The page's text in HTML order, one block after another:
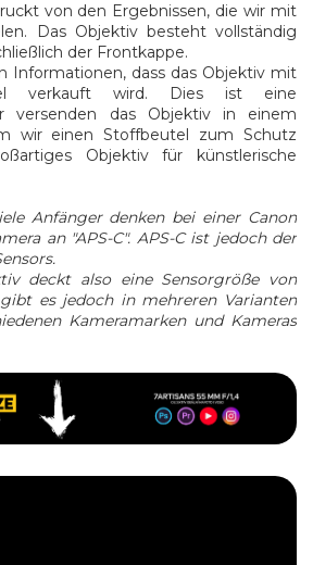
von den Ergebnissen, die wir mit
Das Objektiv besteht vollständig
der Frontkappe.
Informationen, dass das Objektiv mit
verkauft wird. Dies ist eine
versenden das Objektiv in einem
wir einen Stoffbeutel zum Schutz
Objektiv für künstlerische
Anfänger denken bei einer Canon
an "APS-C". APS-C ist jedoch der
deckt also eine Sensorgröße von
es jedoch in mehreren Varianten
Kameramarken und Kameras